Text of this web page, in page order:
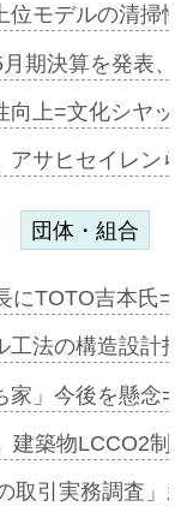
位モデルの清
期決算を発表
向上=文化シヤ
アサヒセイレ
団体・組合
にTOTO吉本氏
工法の構造設
家」今後を懸
建築物LCCO2
取引実務調査